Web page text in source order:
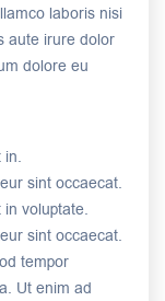
laboris nisi
aute irure dolor
dolore eu
in.
sint occaecat.
voluptate.
sint occaecat.
tempor
Ut enim ad